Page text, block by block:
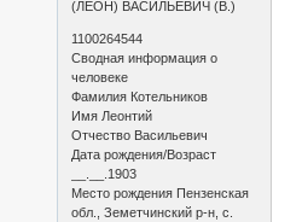
(ЛЕОН) ВАСИЛЬЕВИЧ (В.)
1100264544
Сводная информация о
человеке
Фамилия Котельников
Имя Леонтий
Отчество Васильевич
Дата рождения/Возраст
__.__.1903
Место рождения Пензенская
обл., Земетчинский р-н, с.